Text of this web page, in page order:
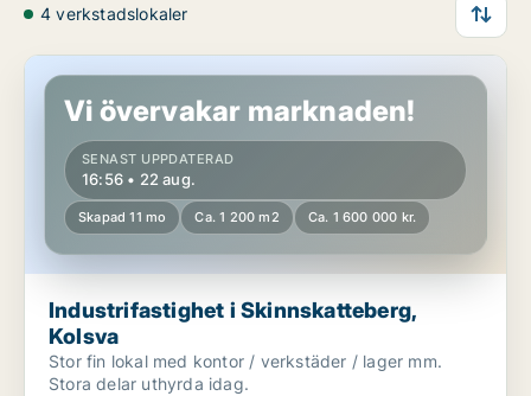
4 verkstadslokaler
Industrifastighet i Skinnskatteberg, Kolsva
Vi övervakar marknaden!
SENAST UPPDATERAD
16:56 • 22 aug.
Skapad 11 mo Ca. 1 200 m2 Ca. 1 600 000 kr.
Industrifastighet i Skinnskatteberg,
Kolsva
Stor fin lokal med kontor / verkstäder / lager mm.
Stora delar uthyrda idag.